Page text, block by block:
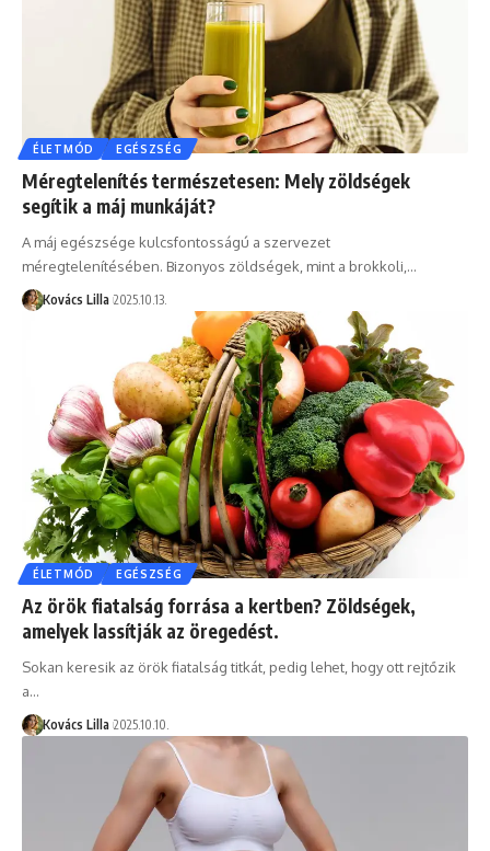
ÉLETMÓD EGÉSZSÉG
Méregtelenítés természetesen: Mely zöldségek
segítik a máj munkáját?
A máj egészsége kulcsfontosságú a szervezet
méregtelenítésében. Bizonyos zöldségek, mint a brokkoli,…
Kovács Lilla 2025.10.13.
ÉLETMÓD EGÉSZSÉG
Az örök fiatalság forrása a kertben? Zöldségek,
amelyek lassítják az öregedést.
Sokan keresik az örök fiatalság titkát, pedig lehet, hogy ott rejtőzik
a…
Kovács Lilla 2025.10.10.